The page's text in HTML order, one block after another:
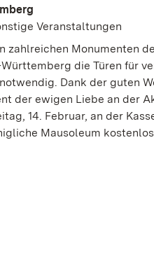
Veranstaltungen
zahlreichen Monumenten
die Türen für
Dank der guten
der ewigen Liebe an der
14. Februar, an der
Mausoleum